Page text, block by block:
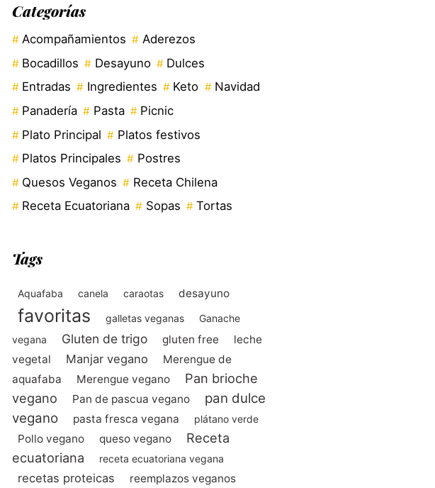
Categorías
Acompañamientos
Aderezos
Bocadillos
Desayuno
Dulces
Entradas
Ingredientes Keto
Navidad
Panadería
Pasta
Picnic
Plato Principal
Platos festivos
Platos Principales
Postres
Quesos Veganos
Receta Chilena
Receta Ecuatoriana
Sopas Tortas
Tags
Aquafaba canela caraotas desayuno
favoritas galletas veganas
Ganache
vegana
Gluten de trigo gluten free
leche
vegetal
Manjar vegano
Merengue de
aquafaba
Merengue vegano
Pan brioche
vegano
Pan de pascua vegano
pan dulce
vegano
pasta fresca vegana plátano verde
Pollo vegano queso vegano
Receta
ecuatoriana
receta ecuatoriana vegana
recetas proteicas reemplazos veganos